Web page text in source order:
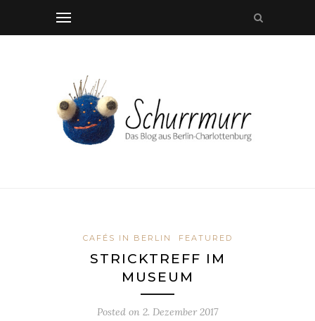
CAFÉS IN BERLIN FEATURED
STRICKTREFF IM
MUSEUM
Posted on 2. Dezember 2017